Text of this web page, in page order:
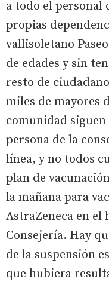
a todo el personal
propias
vallisoletano
de edades y sin
resto de
miles de mayores
comunidad
persona de la
línea, y no todos
plan de
la mañana para
AstraZeneca en
Consejería. Hay
de la suspensión
que hubiera